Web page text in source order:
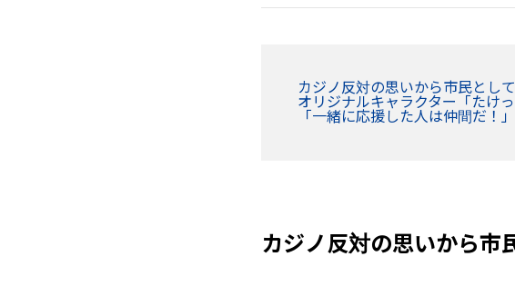
カジノ反対の思いから市民とし
オリジナルキャラクター「たけ
「一緒に応援した人は仲間だ！」
カジノ反対の思いから市